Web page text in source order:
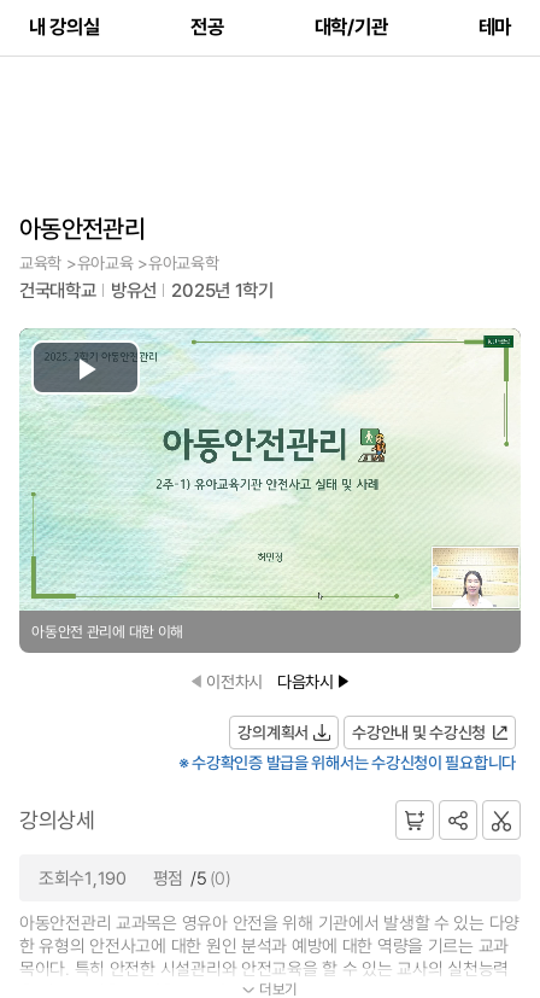
내 강의실 전공 대학/기관 테마
아동안전관리
교육학 >유아교육 >유아교육학
건국대학교 방유선 2025년 1학기
Play
Video
아동안전 관리에 대한 이해
이전차시 다음차시
강의계획서
수강안내 및 수강신청
※ 수강확인증 발급을 위해서는 수강신청이 필요합니다
강의상세
조회수1,190 평점 /5 (0)
아동안전관리 교과목은 영유아 안전을 위해 기관에서 발생할 수 있는 다양
한 유형의 안전사고에 대한 원인 분석과 예방에 대한 역량을 기르는 교과
목이다. 특히 안전한 시설관리와 안전교육을 할 수 있는 교사의 실천능력
을 기르는 것을 주 내용으로 다루고...더보기